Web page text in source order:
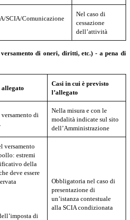
SCIA/Comunicazione
Nel caso di
cessazione
dell’attività
di oneri, diritti, etc.) - a pena di
allegato
Casi in cui è previsto
l’allegato
di
Nella misura e con le
modalità indicate sul sito
dell’Amministrazione
versamento
estremi
della
deve essere
di
Obbligatoria nel caso di
presentazione di
un’istanza contestuale
alla SCIA condizionata